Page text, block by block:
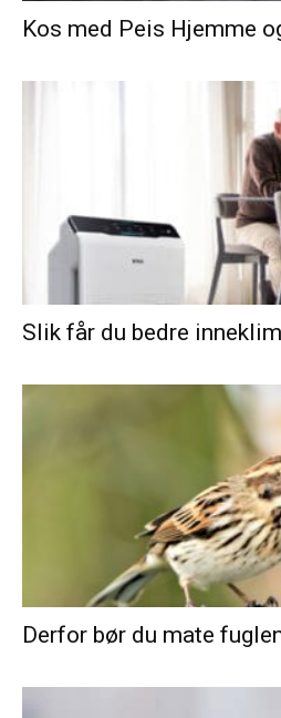
Kos med Peis Hjemme
Slik får du bedre
Derfor bør du mate